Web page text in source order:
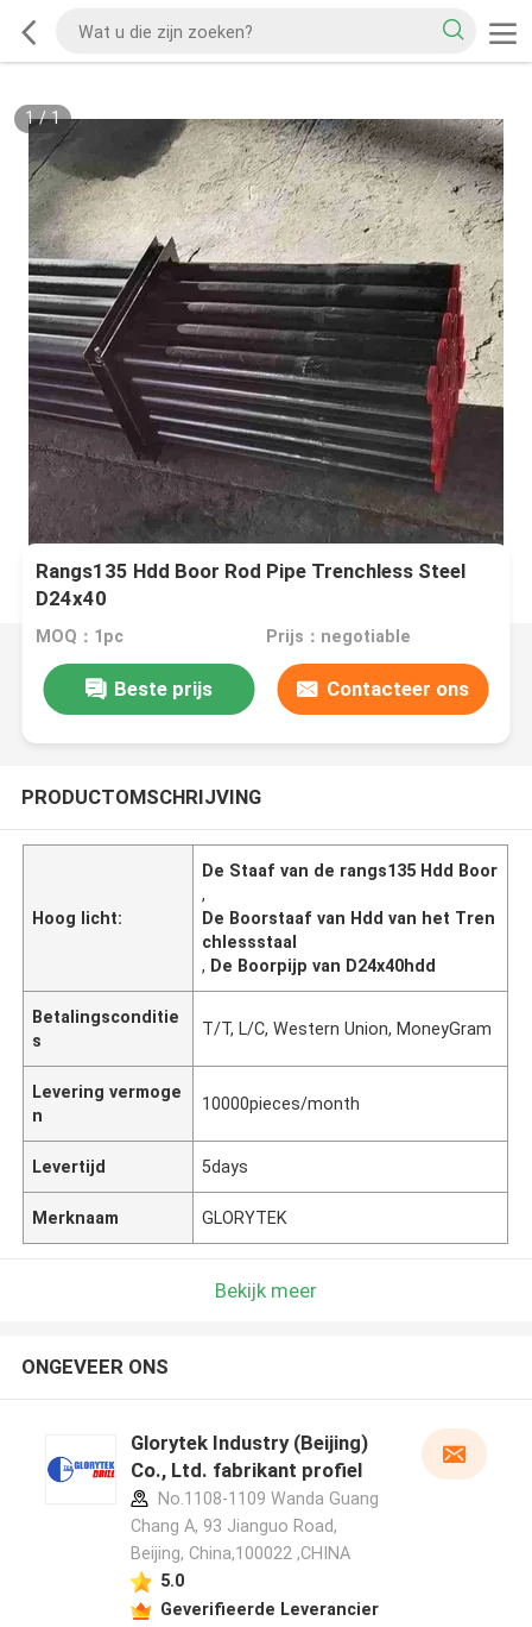
1/1
Rangs135 Hdd Boor Rod Pipe Trenchless Steel
D24x40
MOQ：1pc Prijs：negotiable
Beste prijs Contacteer ons
PRODUCTOMSCHRIJVING
Hoog licht:
De Staaf van de rangs135 Hdd Boor
,
De Boorstaaf van Hdd van het Tren
chlessstaal
, De Boorpijp van D24x40hdd
Betalingsconditie
s
T/T, L/C, Western Union, MoneyGram
Levering vermoge
n
10000pieces/month
Levertijd 5days
Merknaam GLORYTEK
Bekijk meer
ONGEVEER ONS
Glorytek Industry (Beijing)
Co., Ltd. fabrikant profiel
No.1108-1109 Wanda Guang
Chang A, 93 Jianguo Road,
Beijing, China,100022 ,CHINA
5.0
Geverifieerde Leverancier